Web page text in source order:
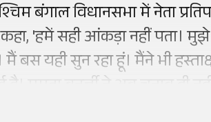
बंगाल विधानसभा में नेता
'हमें सही आंकड़ा नहीं पता। मुझे
मैं बस यही सुन रहा हूं। मैंने भी
गई है। ममता बनर्जी ने अब चुनाव ही नहीं,